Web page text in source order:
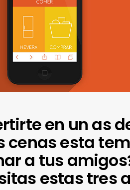
en un as
cenas esta
a tus
estas tres